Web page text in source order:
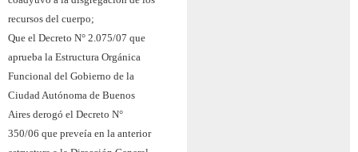
recursos del cuerpo;
Que el Decreto N° 2.075/07 que
aprueba la Estructura Orgánica
Funcional del Gobierno de la
Ciudad Autónoma de Buenos
Aires derogó el Decreto N°
350/06 que preveía en la anterior